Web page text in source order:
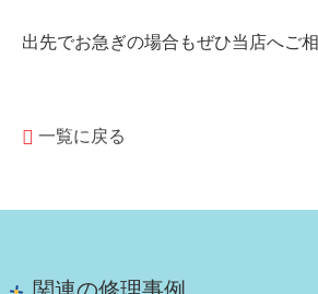
出先でお急ぎの場合もぜひ当店へご
一覧に戻る